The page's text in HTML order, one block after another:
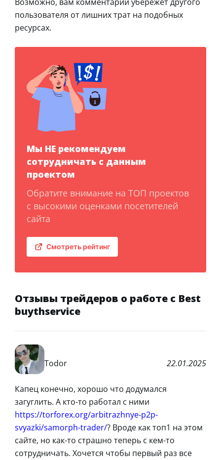
пользователя от лишних трат на подобных
ресурсах.
Мы НЕ рекомендуем
сотрудничать с данным
проектом
Обратите внимание на ТОП проектов
с высокими оценками посетителей
сайта
Смотреть рейтинг
Отзывы трейдеров о работе с Best
buythservice
Todor 22.01.2025
Капец конечно, хорошо что додумался
загуглить. А кто-то работал с ними
https://torforex.org/arbitrazhnye-p2p-
svyazki/samorph-trader/? Вроде как топ1 на этом
сайте, но как-то страшно теперь с кем-то
сотрудничать. Хочется чтобы первый раз все